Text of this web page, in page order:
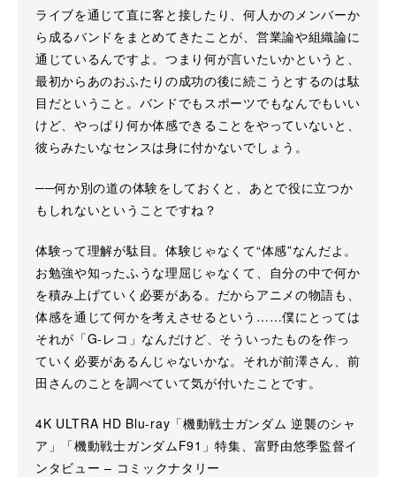
ライブを通じて直に客と接したり、何人かのメンバーか
ら成るバンドをまとめてきたことが、営業論や組織論に
通じているんですよ。つまり何が言いたいかというと、
最初からあのおふたりの成功の後に続こうとするのは駄
目だということ。バンドでもスポーツでもなんでもいい
けど、やっぱり何か体感できることをやっていないと、
彼らみたいなセンスは身に付かないでしょう。
──何か別の道の体験をしておくと、あとで役に立つか
もしれないということですね？
体験って理解が駄目。体験じゃなくて“体感”なんだよ。
お勉強や知ったふうな理屈じゃなくて、自分の中で何か
を積み上げていく必要がある。だからアニメの物語も、
体感を通じて何かを考えさせるという……僕にとっては
それが「G-レコ」なんだけど、そういったものを作っ
ていく必要があるんじゃないかな。それが前澤さん、前
田さんのことを調べていて気が付いたことです。
4K ULTRA HD Blu-ray「機動戦士ガンダム 逆襲のシャ
ア」「機動戦士ガンダムF91」特集、富野由悠季監督イ
ンタビュー – コミックナタリー